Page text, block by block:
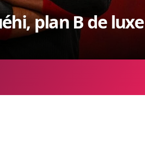
plan B de luxe